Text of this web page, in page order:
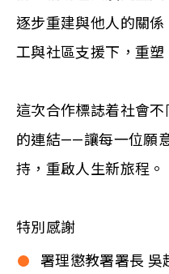
逐步重建與他人的關
工與社區支援下，重塑
這次合作標誌着社會不
的連結——讓每一位願
持，重啟人生新旅程。
特別感謝
署理懲教署署長 吳